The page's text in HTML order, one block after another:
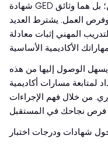
شهادة GED وكشف الدرجات ليسا مجرد ورقتين؛ بل هما وثائق
وفرص العمل. يشترط العديد
المهني إثبات معادلة
الوصول إليها من هذه
لمتابعة مسارات أكاديمية
من خلال فهم الإجراءات